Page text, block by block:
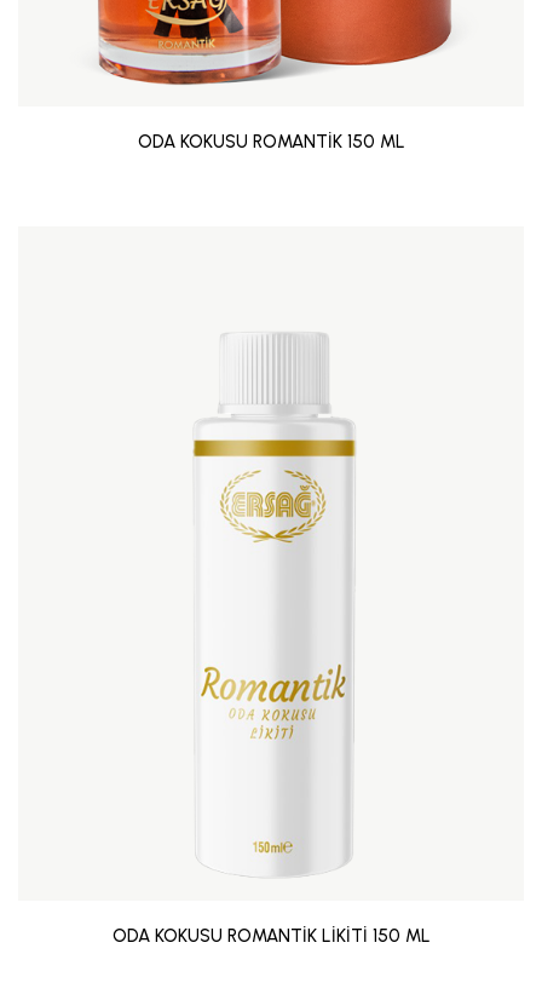
ODA KOKUSU ROMANTİK 150 ML
ODA KOKUSU ROMANTİK LİKİTİ 150 ML